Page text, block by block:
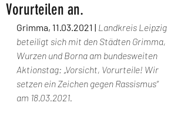
Vorurteilen an.
Grimma, 11.03.2021 | Landkreis Leipzig
beteiligt sich mit den Städten Grimma,
Wurzen und Borna am bundesweiten
Aktionstag: „Vorsicht, Vorurteile! Wir
setzen ein Zeichen gegen Rassismus“
am 18.03.2021.